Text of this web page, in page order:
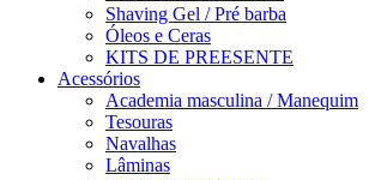
Shaving Gel / Pré barba
Óleos e Ceras
KITS DE PREESENTE
Acessórios
Academia masculina / Manequim
Tesouras
Navalhas
Lâminas